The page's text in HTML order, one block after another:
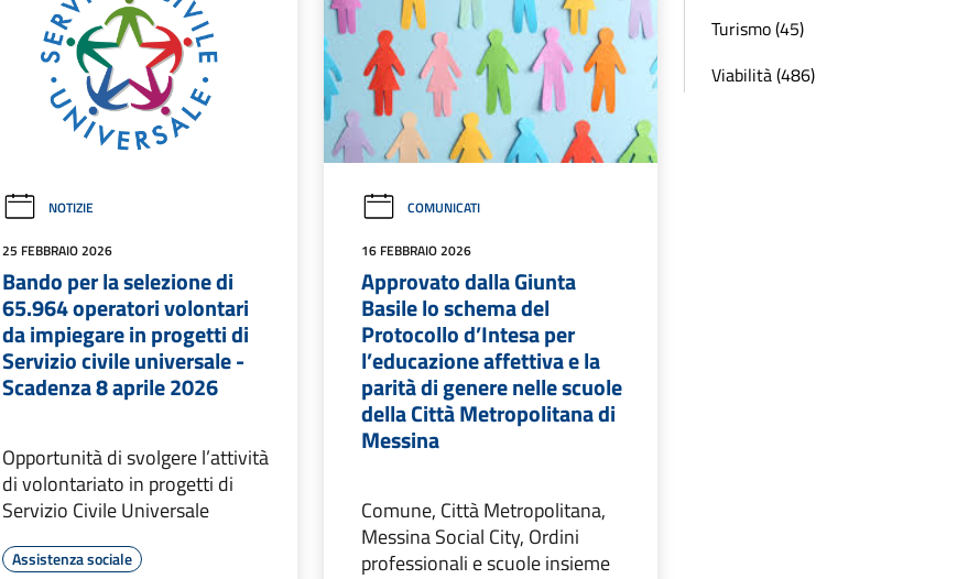
NOTIZIE
25 FEBBRAIO 2026
Bando per la selezione di
65.964 operatori volontari
da impiegare in progetti di
Servizio civile universale -
Scadenza 8 aprile 2026
Opportunità di svolgere l’attività
di volontariato in progetti di
Servizio Civile Universale
Assistenza sociale
COMUNICATI
16 FEBBRAIO 2026
Approvato dalla Giunta
Basile lo schema del
Protocollo d’Intesa per
l’educazione affettiva e la
parità di genere nelle scuole
della Città Metropolitana di
Messina
Comune, Città Metropolitana,
Messina Social City, Ordini
professionali e scuole insieme
Turismo (45)
Viabilità (486)